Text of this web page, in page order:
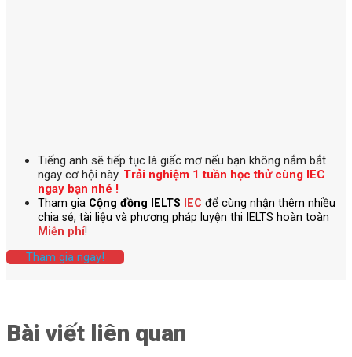
Tiếng anh sẽ tiếp tục là giấc mơ nếu bạn không nắm bắt
ngay cơ hội này. Trải nghiệm 1 tuần học thử cùng IEC
ngay bạn nhé !
Tham gia Cộng đồng IELTS IEC để cùng nhận thêm nhiều
chia sẻ, tài liệu và phương pháp luyện thi IELTS hoàn toàn
Miễn phí!
Tham gia ngay!
Bài viết liên quan